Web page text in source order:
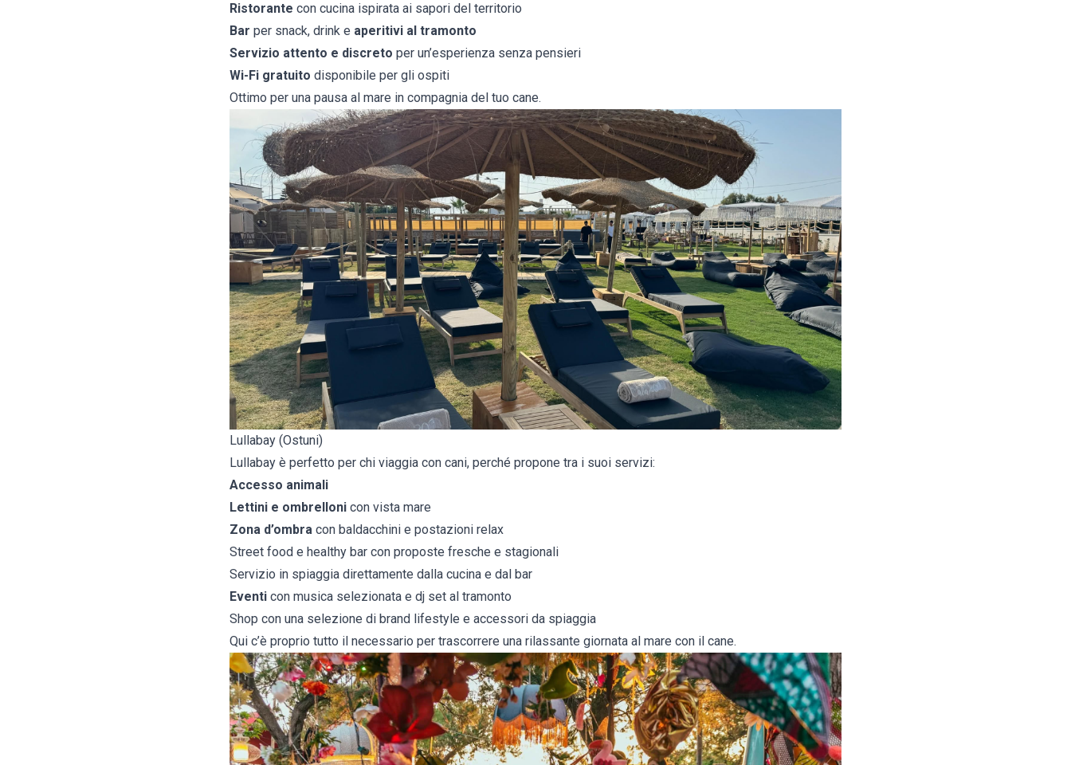
Ristorante con cucina ispirata ai sapori del territorio
Bar per snack, drink e aperitivi al tramonto
Servizio attento e discreto per un’esperienza senza pensieri
Wi-Fi gratuito disponibile per gli ospiti
Ottimo per una pausa al mare in compagnia del tuo cane.
Lullabay (Ostuni)
Lullabay è perfetto per chi viaggia con cani, perché propone tra i suoi servizi:
Accesso animali
Lettini e ombrelloni con vista mare
Zona d’ombra con baldacchini e postazioni relax
Street food e healthy bar con proposte fresche e stagionali
Servizio in spiaggia direttamente dalla cucina e dal bar
Eventi con musica selezionata e dj set al tramonto
Shop con una selezione di brand lifestyle e accessori da spiaggia
Qui c’è proprio tutto il necessario per trascorrere una rilassante giornata al mare con il cane.